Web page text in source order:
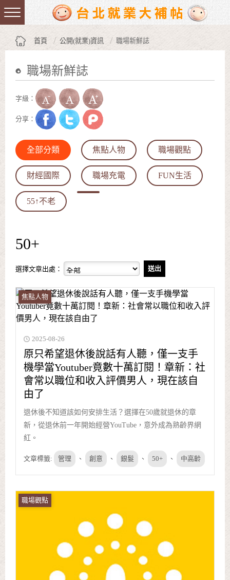
跳到主要內容區塊
:::
首頁 公開(就業)資訊 職場新鮮誌
職場新鮮誌
字級：
分享：
全部分類 焦點人物 職場觀點
財經國際 職場充電 FUN生活
55↑不老
50+
選擇文章出處：
焦點人物
2025-08-26
原只希望退休後說話有人聽，僅一支手
機學當Youtuber竟數十萬訂閱！章新：社
會常以職位和收入評價男人，現在該自
由了
退休後不知道該如何安排生活？選擇在50歲就退休的章
新，從退休前一年開始經營YouTube，意外成為熟齡界網
紅。
文章標籤: 管理 、 創意 、 銀髮 、 50+ 、 中高齡
職場觀點